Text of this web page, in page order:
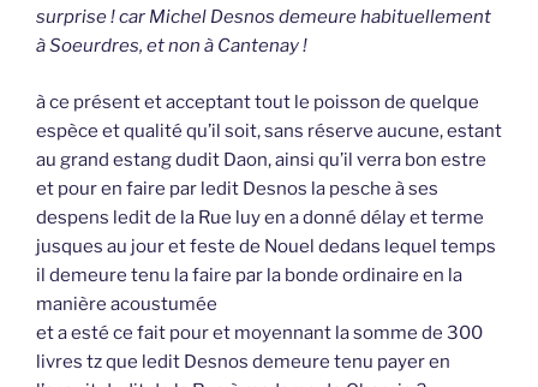
surprise ! car Michel Desnos demeure habituellement
à Soeurdres, et non à Cantenay !
à ce présent et acceptant tout le poisson de quelque
espèce et qualité qu’il soit, sans réserve aucune, estant
au grand estang dudit Daon, ainsi qu’il verra bon estre
et pour en faire par ledit Desnos la pesche à ses
despens ledit de la Rue luy en a donné délay et terme
jusques au jour et feste de Nouel dedans lequel temps
il demeure tenu la faire par la bonde ordinaire en la
manière acoustumée
et a esté ce fait pour et moyennant la somme de 300
livres tz que ledit Desnos demeure tenu payer en